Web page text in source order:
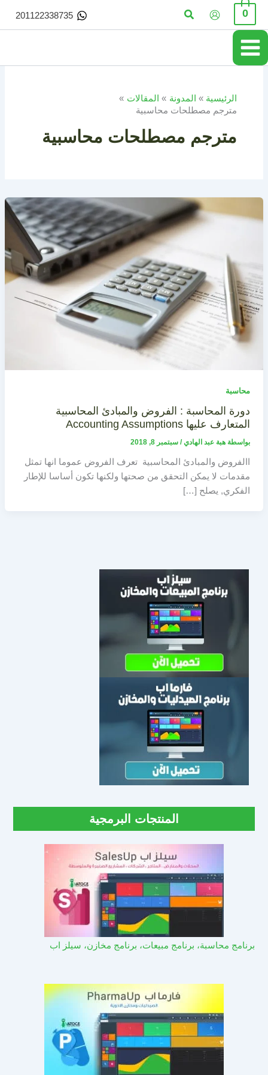
تخطي
المحتوى
0 البحث 201122338735
الرئيسية المدونة
المقالات
مترجم مصطلحات محاسبية
مترجم مصطلحات محاسبية
محاسبة
دورة المحاسبة : الفروض والمبادئ المحاسبية
المتعارف عليها Accounting Assumptions
بواسطة هبة عبد الهادي/ سبتمبر 8, 2018
االفروض والمبادئ المحاسبية تعرف الفروض عموما انها تمثل
مقدمات لا يمكن التحقق من صحتها ولكنها تكون أساسا للإطار
الفكري, يصلح […]
المنتجات البرمجية
برنامج محاسبة، برنامج مبيعات، برنامج مخازن، سيلز اب